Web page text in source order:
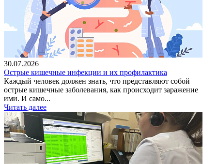
30.07.2026
Острые кишечные инфекции и их профилактика
Каждый человек должен знать, что представляют собой
острые кишечные заболевания, как происходит заражение
ими. И само...
Читать далее